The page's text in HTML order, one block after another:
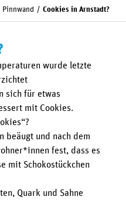
Pinnwand Cookies in Arnstadt?
wurde letzte
sich für etwas
mit Cookies.
beäugt und nach dem
fest, dass es
mit Schokostückchen
Quark und Sahne